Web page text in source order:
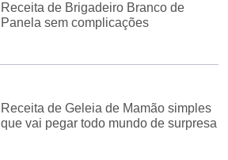
Receita de Brigadeiro Branco de
Panela sem complicações
Receita de Geleia de Mamão simples
que vai pegar todo mundo de surpresa